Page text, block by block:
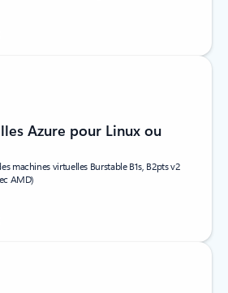
Azure pour Linux ou
machines virtuelles Burstable B1s, B2pts v2
AMD)